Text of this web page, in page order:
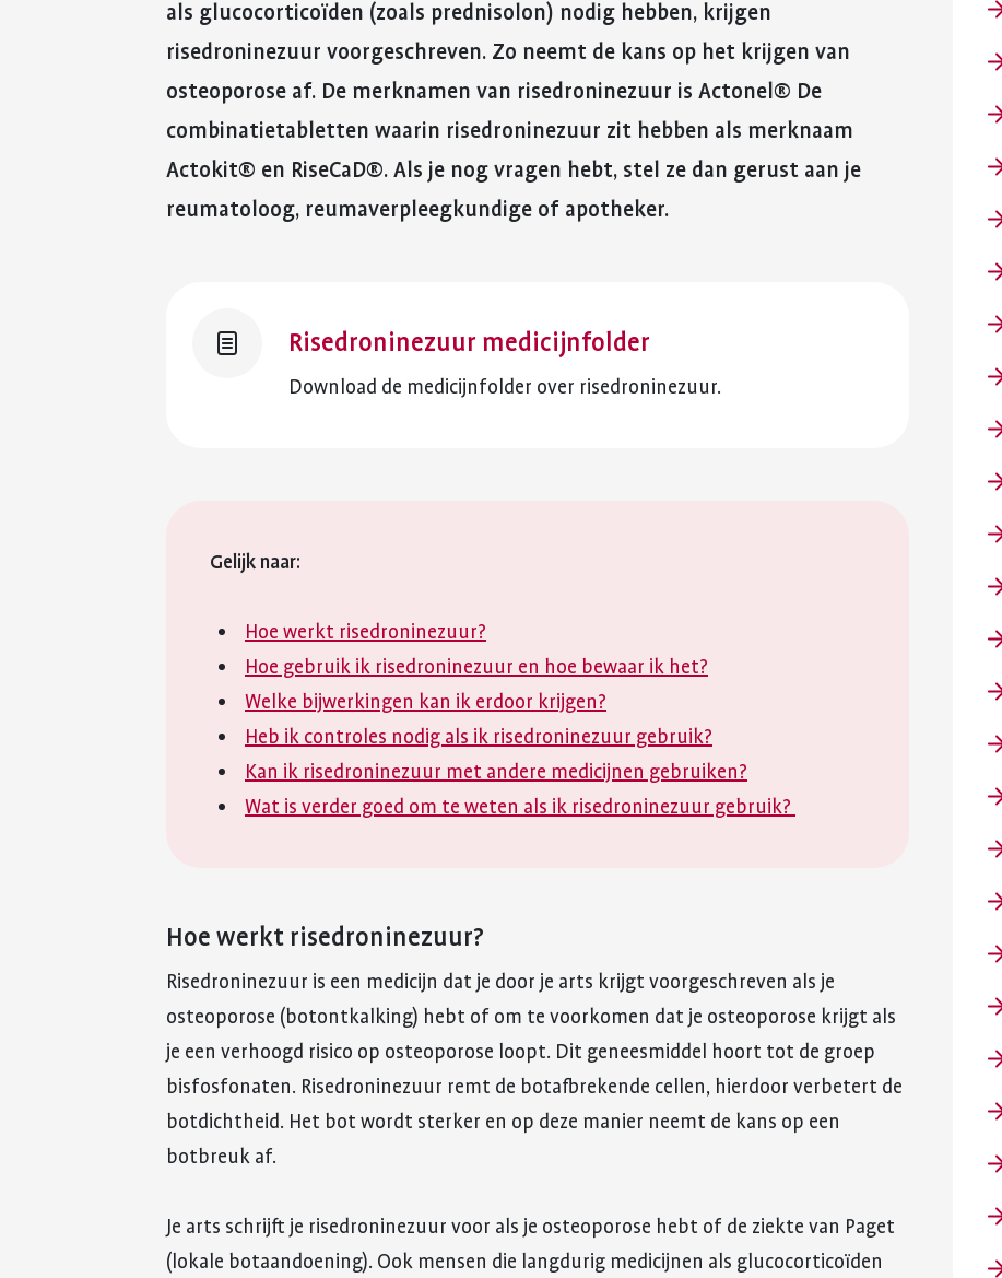
deze eerste periode om kunt
gaan.
Meer over de eerste
periode met reuma
Kinderwens en zwangerschap
Jong en reuma
Appwijzer
Meer over voeding
Kopieer link
als glucocorticoïden (zoals prednisolon) nodig hebben, krijgen
risedroninezuur voorgeschreven. Zo neemt de kans op het krijgen van
osteoporose af. De merknamen van risedroninezuur is Actonel® De
combinatietabletten waarin risedroninezuur zit hebben als merknaam
Actokit® en RiseCaD®. Als je nog vragen hebt, stel ze dan gerust aan je
reumatoloog, reumaverpleegkundige of apotheker.
Risedroninezuur medicijnfolder
Download de medicijnfolder over risedroninezuur.
Gelijk naar:
Hoe werkt risedroninezuur?
Hoe gebruik ik risedroninezuur en hoe bewaar ik het?
Welke bijwerkingen kan ik erdoor krijgen?
Heb ik controles nodig als ik risedroninezuur gebruik?
Kan ik risedroninezuur met andere medicijnen gebruiken?
Wat is verder goed om te weten als ik risedroninezuur gebruik?
Hoe werkt risedroninezuur?
Risedroninezuur is een medicijn dat je door je arts krijgt voorgeschreven als je
osteoporose (botontkalking) hebt of om te voorkomen dat je osteoporose krijgt als
je een verhoogd risico op osteoporose loopt. Dit geneesmiddel hoort tot de groep
bisfosfonaten. Risedroninezuur remt de botafbrekende cellen, hierdoor verbetert de
botdichtheid. Het bot wordt sterker en op deze manier neemt de kans op een
botbreuk af.
Je arts schrijft je risedroninezuur voor als je osteoporose hebt of de ziekte van Paget
(lokale botaandoening). Ook mensen die langdurig medicijnen als glucocorticoïden